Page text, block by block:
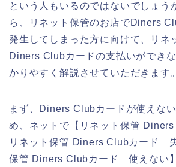
という人もいるのではないでしょう
ら、リネット保管のお店でDiners
発生してしまった方に向けて、リネ
Diners Clubカードの支払いができ
かりやすく解説させていただきます。
まず、Diners Clubカードが使えな
め、ネットで【リネット保管
リネット保管 Diners Clubカード
保管 Diners Clubカード 使えない